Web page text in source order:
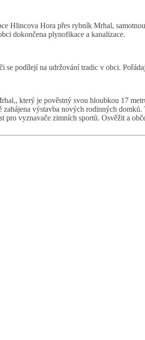
Hlincova Hora přes rybník Mrhal,
dokončena plynofikace a kanalizace.
podílejí na udržování tradic v obci.
který je pověstný svou hloubkou 17
výstavba nových rodinných
vyznavače zimních sportů. Osvěžit a